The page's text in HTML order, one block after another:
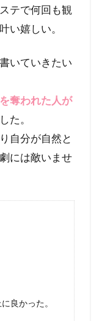
テで何回も観
い嬉しい。
いていきたい
奪われた人が
た。
自分が自然と
には敵いませ
良かった。